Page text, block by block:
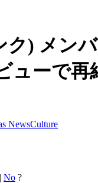
) メン
ューで再
NewsCulture
| No ?